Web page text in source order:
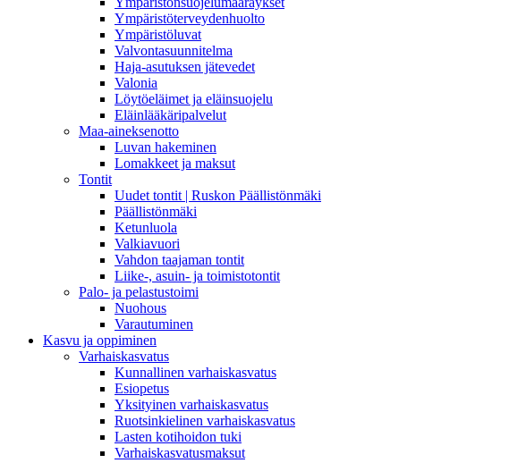
Ympäristöterveydenhuolto
Ympäristöluvat
Valvontasuunnitelma
Haja-asutuksen jätevedet
Valonia
Löytöeläimet ja eläinsuojelu
Eläinlääkäripalvelut
Maa-aineksenotto
Luvan hakeminen
Lomakkeet ja maksut
Tontit
Uudet tontit | Ruskon Päällistönmäki
Päällistönmäki
Ketunluola
Valkiavuori
Vahdon taajaman tontit
Liike-, asuin- ja toimistotontit
Palo- ja pelastustoimi
Nuohous
Varautuminen
Kasvu ja oppiminen
Varhaiskasvatus
Kunnallinen varhaiskasvatus
Esiopetus
Yksityinen varhaiskasvatus
Ruotsinkielinen varhaiskasvatus
Lasten kotihoidon tuki
Varhaiskasvatusmaksut